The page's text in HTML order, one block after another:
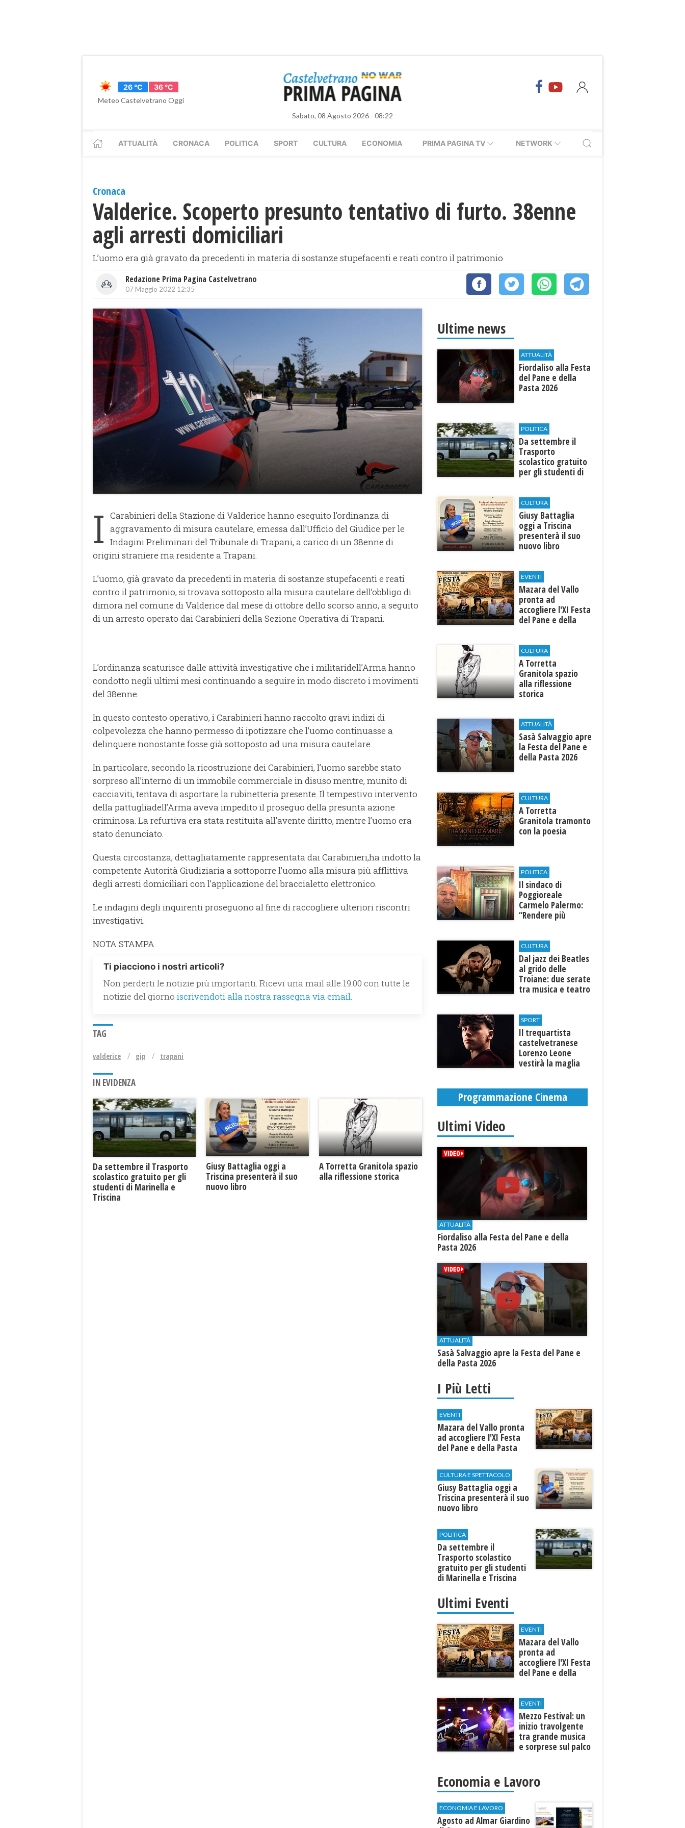
26 °C
36 °C
Meteo Castelvetrano Oggi
Sabato, 08 Agosto 2026 - 08:22
ATTUALITÀ CRONACA POLITICA SPORT CULTURA ECONOMIA PRIMA PAGINA TV NETWORK
Cronaca
Valderice. Scoperto presunto tentativo di furto. 38enne
agli arresti domiciliari
L’uomo era già gravato da precedenti in materia di sostanze stupefacenti e reati contro il patrimonio
Redazione Prima Pagina Castelvetrano
07 Maggio 2022 12:35
I Carabinieri della Stazione di Valderice hanno eseguito l’ordinanza di
aggravamento di misura cautelare, emessa dall’Ufficio del Giudice per le
Indagini Preliminari del Tribunale di Trapani, a carico di un 38enne di
origini straniere ma residente a Trapani.
L’uomo, già gravato da precedenti in materia di sostanze stupefacenti e reati
contro il patrimonio, si trovava sottoposto alla misura cautelare dell’obbligo di
dimora nel comune di Valderice dal mese di ottobre dello scorso anno, a seguito
di un arresto operato dai Carabinieri della Sezione Operativa di Trapani.
L’ordinanza scaturisce dalle attività investigative che i militaridell’Arma hanno
condotto negli ultimi mesi continuando a seguire in modo discreto i movimenti
del 38enne.
In questo contesto operativo, i Carabinieri hanno raccolto gravi indizi di
colpevolezza che hanno permesso di ipotizzare che l’uomo continuasse a
delinquere nonostante fosse già sottoposto ad una misura cautelare.
In particolare, secondo la ricostruzione dei Carabinieri, l’uomo sarebbe stato
sorpreso all’interno di un immobile commerciale in disuso mentre, munito di
cacciaviti, tentava di asportare la rubinetteria presente. Il tempestivo intervento
della pattugliadell’Arma aveva impedito il proseguo della presunta azione
criminosa. La refurtiva era stata restituita all’avente diritto, mentre l’uomo era
stato denunciato.
Questa circostanza, dettagliatamente rappresentata dai Carabinieri,ha indotto la
competente Autorità Giudiziaria a sottoporre l’uomo alla misura più afflittiva
degli arresti domiciliari con l’applicazione del braccialetto elettronico.
Le indagini degli inquirenti proseguono al fine di raccogliere ulteriori riscontri
investigativi.
NOTA STAMPA
Ti piacciono i nostri articoli?
Non perderti le notizie più importanti. Ricevi una mail alle 19.00 con tutte le
notizie del giorno iscrivendoti alla nostra rassegna via email.
TAG
valderice gip trapani
IN EVIDENZA
Da settembre il Trasporto
scolastico gratuito per gli
studenti di Marinella e
Triscina
Giusy Battaglia oggi a
Triscina presenterà il suo
nuovo libro
​A Torretta Granitola spazio
alla riflessione storica
Ultime news
ATTUALITÀ
Fiordaliso alla Festa
del Pane e della
Pasta 2026
POLITICA
Da settembre il
Trasporto
scolastico gratuito
per gli studenti di
CULTURA
Giusy Battaglia
oggi a Triscina
presenterà il suo
nuovo libro
EVENTI
Mazara del Vallo
pronta ad
accogliere l'XI Festa
del Pane e della
CULTURA
​A Torretta
Granitola spazio
alla riflessione
storica
ATTUALITÀ
Sasà Salvaggio apre
la Festa del Pane e
della Pasta 2026
CULTURA
​A Torretta
Granitola tramonto
con la poesia
POLITICA
Il sindaco di
Poggioreale
Carmelo Palermo:
“Rendere più
Castelvetrano."
CULTURA
Dal jazz dei Beatles
al grido delle
Troiane: due serate
tra musica e teatro
SPORT
Il trequartista
castelvetranese
Lorenzo Leone
vestirà la maglia
Programmazione Cinema
Ultimi Video
ATTUALITÀ
Fiordaliso alla Festa del Pane e della
Pasta 2026
ATTUALITÀ
Sasà Salvaggio apre la Festa del Pane e
della Pasta 2026
I Più Letti
EVENTI
Mazara del Vallo pronta
ad accogliere l'XI Festa
del Pane e della Pasta
CULTURA E SPETTACOLO
Giusy Battaglia oggi a
Triscina presenterà il suo
nuovo libro
POLITICA
Da settembre il
Trasporto scolastico
gratuito per gli studenti
di Marinella e Triscina
Ultimi Eventi
EVENTI
Mazara del Vallo
pronta ad
accogliere l'XI Festa
del Pane e della
EVENTI
Mezzo Festival: un
inizio travolgente
tra grande musica
e sorprese sul palco
Economia e Lavoro
ECONOMIA E LAVORO
Agosto ad Almar Giardino